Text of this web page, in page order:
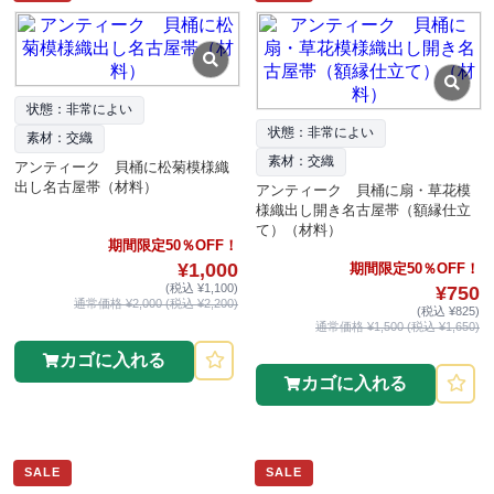
状態：非常によい
素材：交織
アンティーク 貝桶に松菊模様織
出し名古屋帯（材料）
期間限定50％OFF！
¥1,000
(税込 ¥1,100)
通常価格 ¥2,000 (税込 ¥2,200)
カゴに入れる
状態：非常によい
素材：交織
アンティーク 貝桶に扇・草花模
様織出し開き名古屋帯（額縁仕立
て）（材料）
期間限定50％OFF！
¥750
(税込 ¥825)
通常価格 ¥1,500 (税込 ¥1,650)
カゴに入れる
SALE SALE